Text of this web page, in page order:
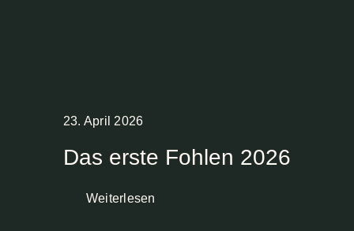
23. April 2026
Das erste Fohlen 2026
Weiterlesen